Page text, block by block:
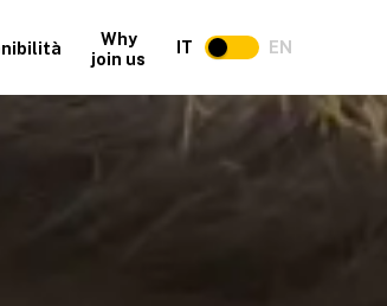
Why
join us
IT EN